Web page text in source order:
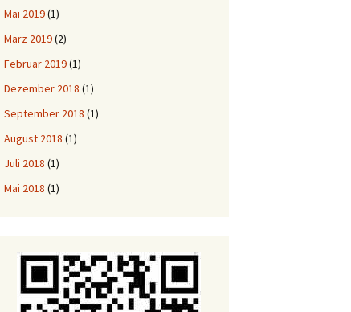
Mai 2019(1)
März 2019(2)
Februar 2019(1)
Dezember 2018 (1)
September 2018 (1)
August 2018 (1)
Juli 2018 (1)
Mai 2018 (1)